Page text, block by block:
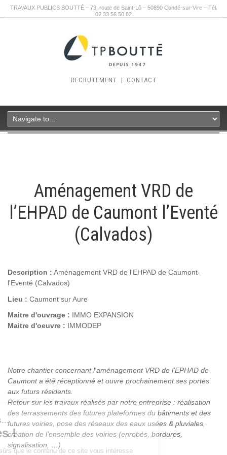
TRAVAUX PUBLICS BOUTTÉ – 73, route de Saint-Lô – 50890 Condé-sur-Vire – Tél.
02 33 56 50 82
RECRUTEMENT | CONTACT
Aménagement VRD de
l’EHPAD de Caumont l’Eventé
(Calvados)
Description : Aménagement VRD de l'EHPAD de Caumont-
l'Eventé (Calvados)
Lieu : Caumont sur Aure
Maitre d'ouvrage : IMMO EXPANSION
Maitre d'oeuvre : IMMODEP
Notre chantier concernant l'aménagement VRD de l'EPHAD de
Caumont a été réceptionné et ouvre prochainement ses portes
aux futurs résidents.
Retour sur les travaux réalisés par notre entreprise : réalisation
des terrassements des futures plateformes du bâtiments et des
futures voiries, pose des réseaux des eaux usées & pluviales,
création de l’ensemble des voiries (enrobés, bordures,
signalisation, …)